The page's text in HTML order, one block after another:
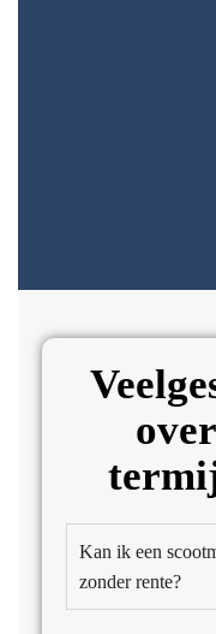
Kan ik een
zonder rente?